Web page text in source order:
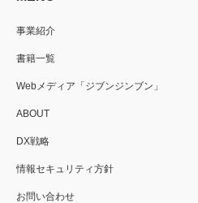
事業紹介
書籍一覧
Webメディア「ジブンジンブン」
ABOUT
DX戦略
情報セキュリティ方針
お問い合わせ